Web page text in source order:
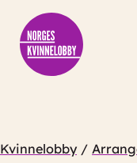
Kvinnelobby/